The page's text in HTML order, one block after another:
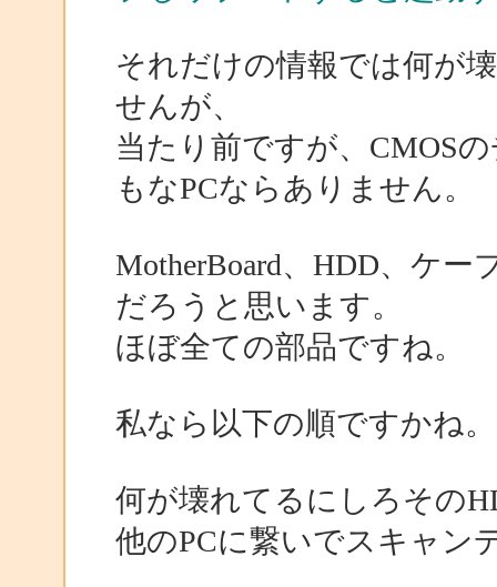
それだけの情報では何が
せんが、
当たり前ですが、CMOS
もなPCならありません。
MotherBoard、HDD、ケ
だろうと思います。
ほぼ全ての部品ですね。
私なら以下の順ですかね。
何が壊れてるにしろその
他のPCに繋いでスキャン